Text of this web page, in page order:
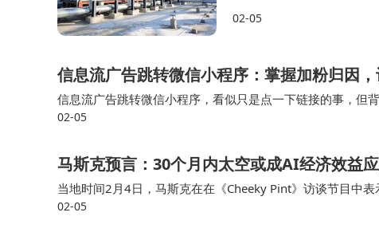
入日常生活与生产领域，成
02-05
信息流广告跳转微信小程序：掌握加粉归因
信息流广告跳转微信小程序，看似只是点一下链接的事，但
打水漂。尤其是当用户从广告页一路跳转到微信，中间的路
02-05
马斯克预言：30个月内太空或成AI经济效益
当地时间2月4日，马斯克在在《Cheeky Pint》访谈节目中
济效益的应用领域将是太空。那些一直生活在软件领域的人
02-05